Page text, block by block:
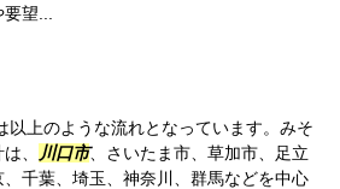
要望...
以上のような流れとなっています。みそ
、 川口市、さいたま市、草加市、足立
千葉、埼玉、神奈川、群馬などを中心